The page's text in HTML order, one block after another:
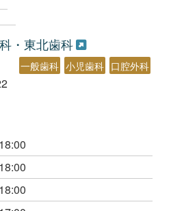
・東北歯科
一般歯科 小児歯科 口腔外科